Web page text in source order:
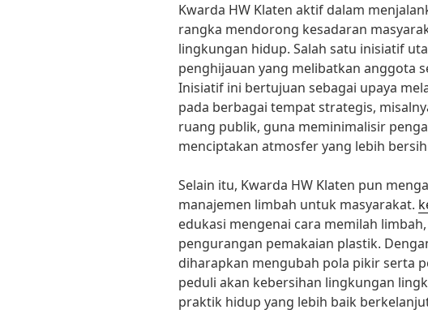
Kwarda HW Klaten aktif dalam
rangka mendorong kesadaran
lingkungan hidup. Salah satu inisiatif
penghijauan yang melibatkan anggota
Inisiatif ini bertujuan sebagai upaya
pada berbagai tempat strategis,
ruang publik, guna meminimalisir
menciptakan atmosfer yang lebih
Selain itu, Kwarda HW Klaten pun
manajemen limbah untuk masyarakat.
edukasi mengenai cara memilah
pengurangan pemakaian plastik.
diharapkan mengubah pola pikir serta
peduli akan kebersihan lingkungan
praktik hidup yang lebih baik